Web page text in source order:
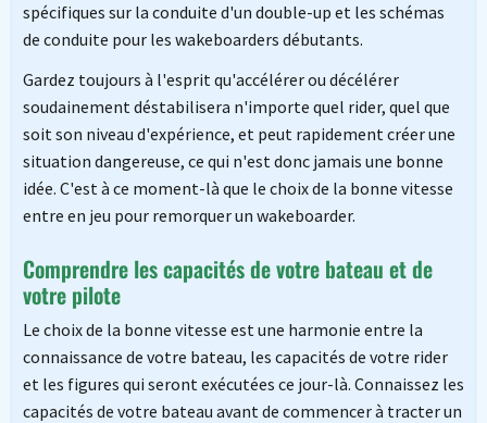
spécifiques sur la conduite d'un double-up et les schémas
de conduite pour les wakeboarders débutants.
Gardez toujours à l'esprit qu'accélérer ou décélérer
soudainement déstabilisera n'importe quel rider, quel que
soit son niveau d'expérience, et peut rapidement créer une
situation dangereuse, ce qui n'est donc jamais une bonne
idée. C'est à ce moment-là que le choix de la bonne vitesse
entre en jeu pour remorquer un wakeboarder.
Comprendre les capacités de votre bateau et de
votre pilote
Le choix de la bonne vitesse est une harmonie entre la
connaissance de votre bateau, les capacités de votre rider
et les figures qui seront exécutées ce jour-là. Connaissez les
capacités de votre bateau avant de commencer à tracter un